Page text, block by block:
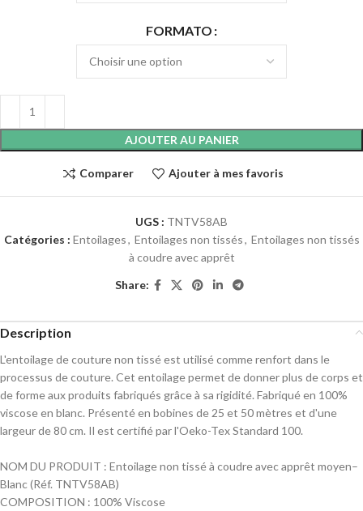
FORMATO
AJOUTER AU PANIER
Comparer Ajouter à mes favoris
UGS : TNTV58AB
Catégories : Entoilages, Entoilages non tissés, Entoilages non tissés
à coudre avec apprêt
Share:
Description
L'entoilage de couture non tissé est utilisé comme renfort dans le
processus de couture. Cet entoilage permet de donner plus de corps et
de forme aux produits fabriqués grâce à sa rigidité. Fabriqué en 100%
viscose en blanc. Présenté en bobines de 25 et 50 mètres et d'une
largeur de 80 cm. Il est certifié par l'Oeko-Tex Standard 100.
NOM DU PRODUIT : Entoilage non tissé à coudre avec apprêt moyen–
Blanc (Réf. TNTV58AB)
COMPOSITION : 100% Viscose